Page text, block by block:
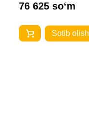
76 625 so‘m
Sotib olish